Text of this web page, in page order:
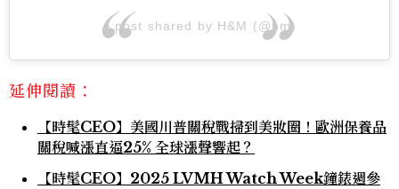
A post shared by H&M (@hm)
延伸閱讀：
【時髦CEO】美國川普關稅戰掃到美妝圈！歐洲保養品
關稅喊漲直逼25% 全球漲聲響起？
【時髦CEO】2025 LVMH Watch Week鐘錶週參